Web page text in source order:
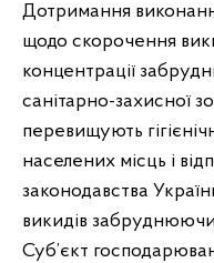
Дотримання
щодо скорочення
концентрації
санітарно-захисної
перевищують
населених місць і
законодавства
викидів
Суб’єкт